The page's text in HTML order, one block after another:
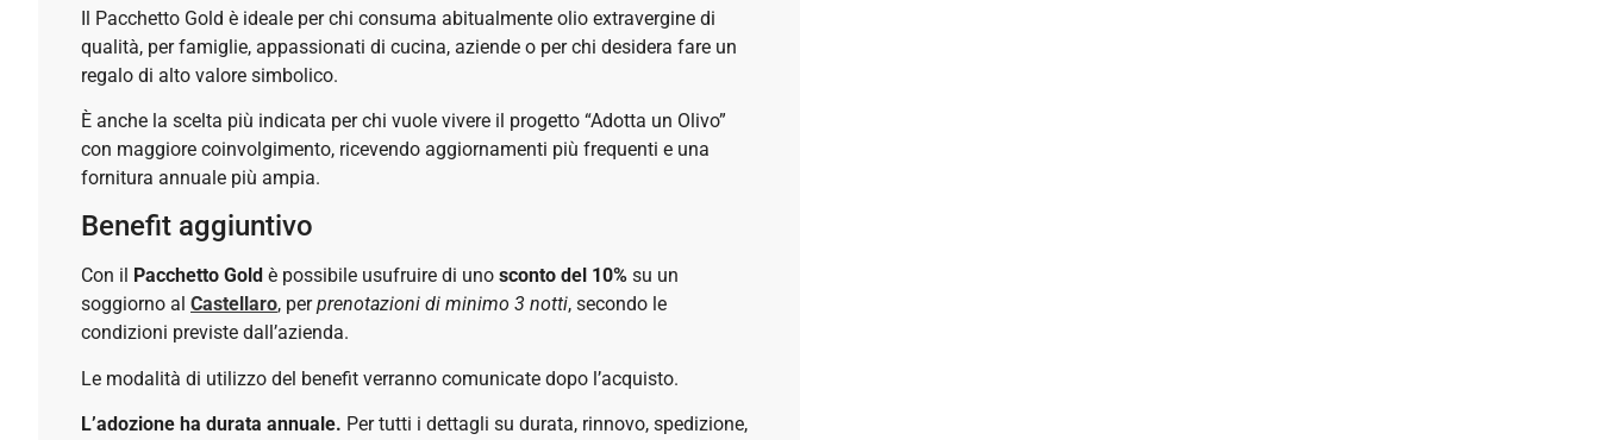
Il Pacchetto Gold è ideale per chi consuma abitualmente olio extravergine di
qualità, per famiglie, appassionati di cucina, aziende o per chi desidera fare un
regalo di alto valore simbolico.
È anche la scelta più indicata per chi vuole vivere il progetto “Adotta un Olivo”
con maggiore coinvolgimento, ricevendo aggiornamenti più frequenti e una
fornitura annuale più ampia.
Benefit aggiuntivo
Con il Pacchetto Gold è possibile usufruire di uno sconto del 10% su un
soggiorno al Castellaro, perprenotazioni di minimo 3 notti, secondo le
condizioni previste dall’azienda.
Le modalità di utilizzo del benefit verranno comunicate dopo l’acquisto.
L’adozione ha durata annuale. Per tutti i dettagli su durata, rinnovo, spedizione,